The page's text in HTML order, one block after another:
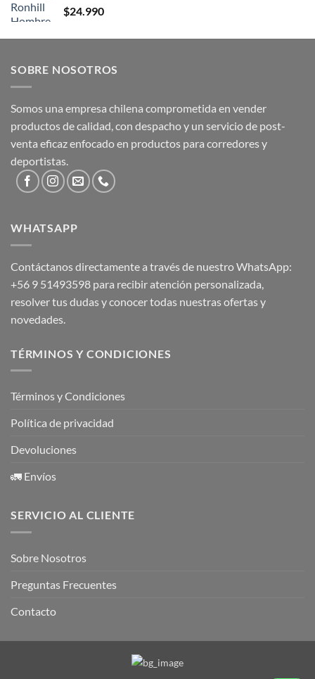
$24.990
SOBRE NOSOTROS
Somos una empresa chilena comprometida en vender
productos de calidad, con despacho y un servicio de post-
venta eficaz enfocado en productos para corredores y
deportistas.
WHATSAPP
Contáctanos directamente a través de nuestro WhatsApp:
+56 9 51493598 para recibir atención personalizada,
resolver tus dudas y conocer todas nuestras ofertas y
novedades.
TÉRMINOS Y CONDICIONES
Términos y Condiciones
Política de privacidad
Devoluciones
🚛 Envíos
SERVICIO AL CLIENTE
Sobre Nosotros
Preguntas Frecuentes
Contacto